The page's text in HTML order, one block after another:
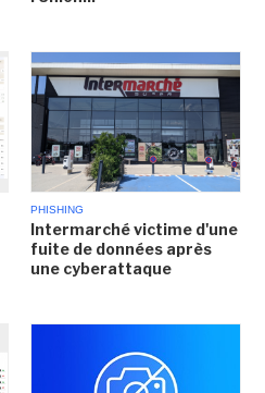
PHISHING
Intermarché victime d'une
fuite de données après
une cyberattaque